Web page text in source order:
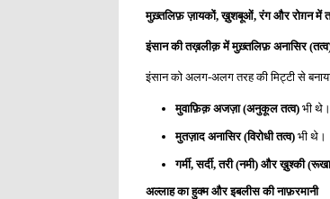
मुख़्तलिफ़ ज़ायकों, ख़ुशबूओं, रंग और रोग़न में
इंसान की तख़लीक़ में मुख़्तलिफ़ अनासिर
इंसान को अलग-अलग तरह की मिट्टी से
मुवाफ़िक़ अजज़ा (अनुकूल तत्व)भी थे।
मुतज़ाद अनासिर (विरोधी तत्व)भी थे।
गर्मी, सर्दी, तरी (नमी) और ख़ुश्की
अल्लाह का हुक्म और इबलीस की नाफ़रमानी